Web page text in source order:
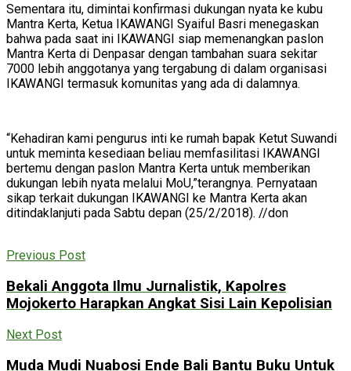
Sementara itu, dimintai konfirmasi dukungan nyata ke kubu
Mantra Kerta, Ketua IKAWANGI Syaiful Basri menegaskan
bahwa pada saat ini IKAWANGI siap memenangkan paslon
Mantra Kerta di Denpasar dengan tambahan suara sekitar
7000 lebih anggotanya yang tergabung di dalam organisasi
IKAWANGI termasuk komunitas yang ada di dalamnya.
“Kehadiran kami pengurus inti ke rumah bapak Ketut Suwandi
untuk meminta kesediaan beliau memfasilitasi IKAWANGI
bertemu dengan paslon Mantra Kerta untuk memberikan
dukungan lebih nyata melalui MoU,”terangnya. Pernyataan
sikap terkait dukungan IKAWANGI ke Mantra Kerta akan
ditindaklanjuti pada Sabtu depan (25/2/2018). //don
Previous Post
Bekali Anggota Ilmu Jurnalistik, Kapolres
Mojokerto Harapkan Angkat Sisi Lain Kepolisian
Next Post
Muda Mudi Nuabosi Ende Bali Bantu Buku Untuk